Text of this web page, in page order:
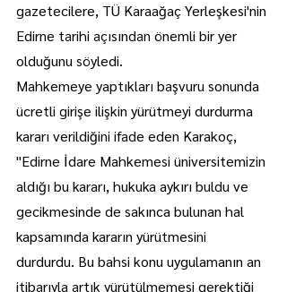
gazetecilere, TÜ Karaağaç Yerleşkesi'nin
Edirne tarihi açısından önemli bir yer
olduğunu söyledi.
Mahkemeye yaptıkları başvuru sonunda
ücretli girişe ilişkin yürütmeyi durdurma
kararı verildiğini ifade eden Karakoç,
"Edirne İdare Mahkemesi üniversitemizin
aldığı bu kararı, hukuka aykırı buldu ve
gecikmesinde de sakınca bulunan hal
kapsamında kararın yürütmesini
durdurdu. Bu bahsi konu uygulamanın an
itibarıyla artık yürütülmemesi gerektiği